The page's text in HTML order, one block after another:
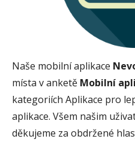
Naše mobilní aplikace
místa v anketě Mobilní
kategoriích Aplikace pro
aplikace. Všem našim
děkujeme za obdržené